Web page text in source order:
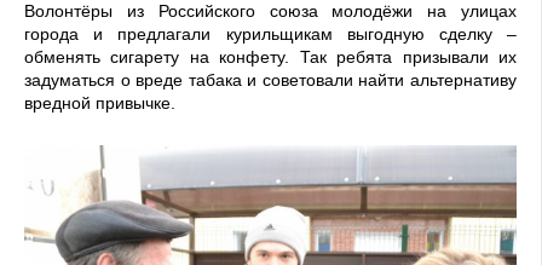
Волонтёры из Российского союза молодёжи на улицах
города и предлагали курильщикам выгодную сделку –
обменять сигарету на конфету. Так ребята призывали их
задуматься о вреде табака и советовали найти альтернативу
вредной привычке.